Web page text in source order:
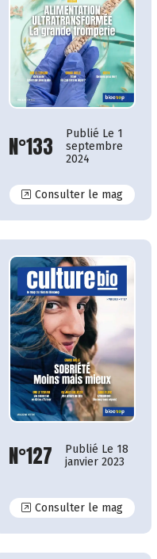
N°133
Publié Le 1
septembre
2024
Consulter le magN°133
N°127
Publié Le 18
janvier 2023
Consulter le magN°127